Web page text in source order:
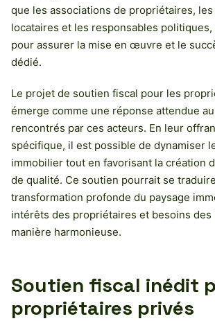
que les associations de propriétaires,
locataires et les responsables
pour assurer la mise en œuvre et le
dédié.
Le projet de soutien fiscal pour les
émerge comme une réponse attendue
rencontrés par ces acteurs. En leur
spécifique, il est possible de dynamiser
immobilier tout en favorisant la création
de qualité. Ce soutien pourrait se
transformation profonde du paysage
intérêts des propriétaires et besoins des
manière harmonieuse.
Soutien fiscal inédit
propriétaires privés